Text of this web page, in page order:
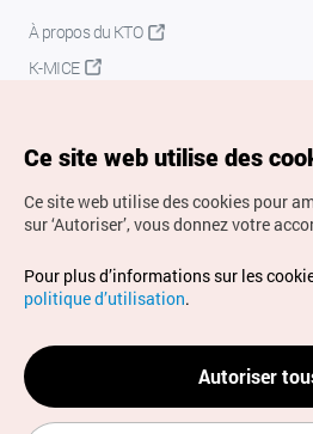
À propos du KTO
K-MICE
Droits d’auteur (c) Office National
Tous droits réservés.
Pour les rapports d'erreurs et
adressez vos demandes à
info.ontc@gmail.com
Ce site web utilise des
Ce site web utilise des cookies pour
sur ‘Autoriser’, vous donnez votre
Pour plus d’informations sur les
politique d’utilisation.
Autoriser